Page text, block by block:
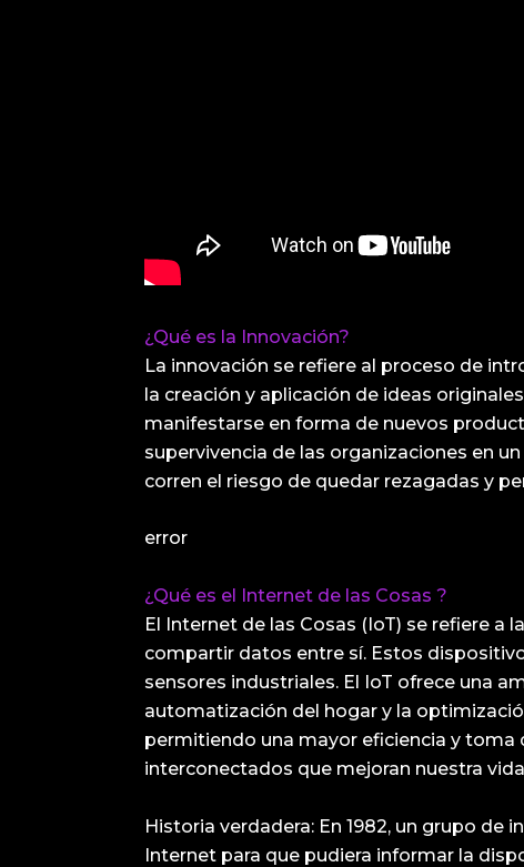
¿Qué es la Innovación?
La innovación se refiere al proceso de
la creación y aplicación de ideas
manifestarse en forma de nuevos
supervivencia de las organizaciones en
corren el riesgo de quedar rezagadas y
error
¿Qué es el Internet de las Cosas ?
El Internet de las Cosas (IoT) se refiere
compartir datos entre sí. Estos
sensores industriales. El IoT ofrece una
automatización del hogar y la
permitiendo una mayor eficiencia y toma
interconectados que mejoran nuestra
Historia verdadera: En 1982, un grupo
Internet para que pudiera informar la